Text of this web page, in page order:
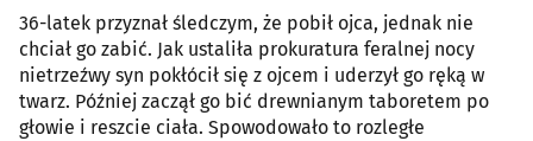
36-latek przyznał śledczym, że pobił ojca, jednak nie
chciał go zabić. Jak ustaliła prokuratura feralnej nocy
nietrzeźwy syn pokłócił się z ojcem i uderzył go ręką w
twarz. Później zaczął go bić drewnianym taboretem po
głowie i reszcie ciała. Spowodowało to rozległe